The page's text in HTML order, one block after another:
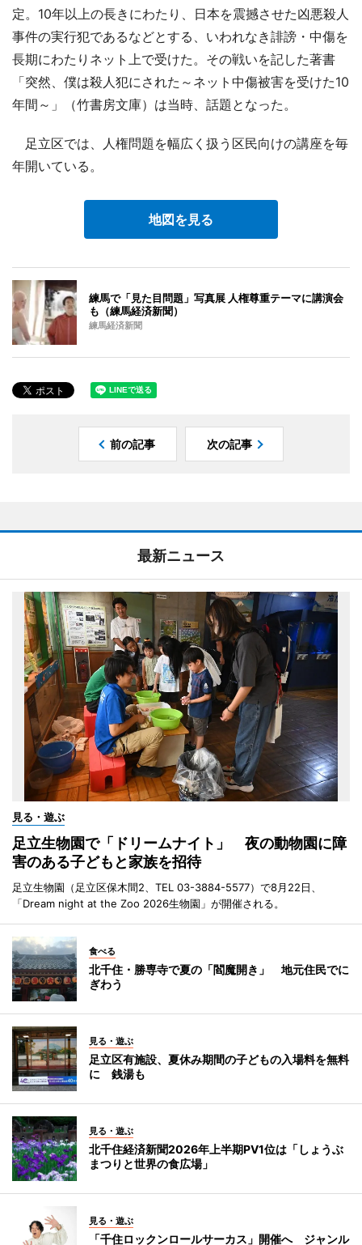
定。10年以上の長きにわたり、日本を震撼させた凶悪殺人
事件の実行犯であるなどとする、いわれなき誹謗・中傷を
長期にわたりネット上で受けた。その戦いを記した著書
「突然、僕は殺人犯にされた～ネット中傷被害を受けた10
年間～」（竹書房文庫）は当時、話題となった。
足立区では、人権問題を幅広く扱う区民向けの講座を毎
年開いている。
地図を見る
練馬で「見た目問題」写真展 人権尊重テーマに講演会
も（練馬経済新聞）
練馬経済新聞
前の記事 次の記事
最新ニュース
見る・遊ぶ
足立生物園で「ドリームナイト」 夜の動物園に障
害のある子どもと家族を招待
足立生物園（足立区保木間2、TEL 03-3884-5577）で8月22日、
「Dream night at the Zoo 2026生物園」が開催される。
食べる
北千住・勝専寺で夏の「閻魔開き」 地元住民でに
ぎわう
見る・遊ぶ
足立区有施設、夏休み期間の子どもの入場料を無料
に 銭湯も
見る・遊ぶ
北千住経済新聞2026年上半期PV1位は「しょうぶ
まつりと世界の食広場」
見る・遊ぶ
「千住ロックンロールサーカス」開催へ ジャンル